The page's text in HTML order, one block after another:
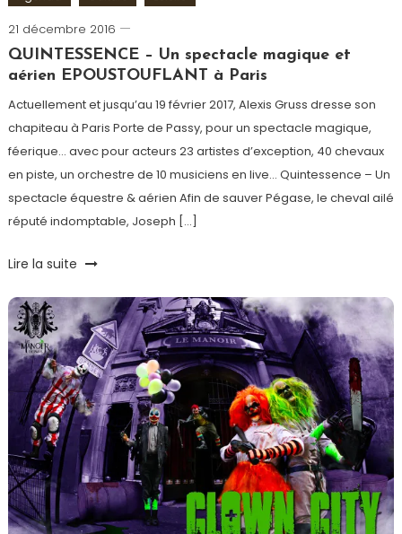
21 décembre 2016
Romain-
Paris
QUINTESSENCE – Un spectacle magique et
aérien EPOUSTOUFLANT à Paris
Actuellement et jusqu’au 19 février 2017, Alexis Gruss dresse son
chapiteau à Paris Porte de Passy, pour un spectacle magique,
féerique… avec pour acteurs 23 artistes d’exception, 40 chevaux
en piste, un orchestre de 10 musiciens en live… Quintessence – Un
spectacle équestre & aérien Afin de sauver Pégase, le cheval ailé
réputé indomptable, Joseph […]
Tagged
Chevaux,
Cirque,
Gruss,
Jongleurs,
Farfadais,
Magie,
Noël,
Paris,
Spectacle
Lire la suite